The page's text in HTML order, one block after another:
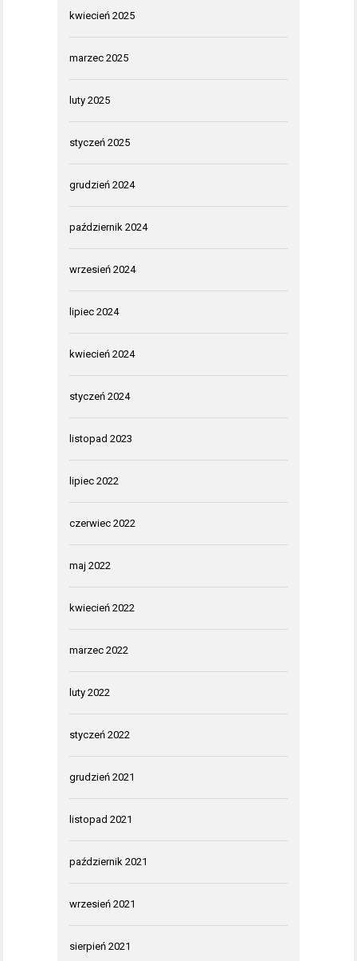
kwiecień 2025
marzec 2025
luty 2025
styczeń 2025
grudzień 2024
październik 2024
wrzesień 2024
lipiec 2024
kwiecień 2024
styczeń 2024
listopad 2023
lipiec 2022
czerwiec 2022
maj 2022
kwiecień 2022
marzec 2022
luty 2022
styczeń 2022
grudzień 2021
listopad 2021
październik 2021
wrzesień 2021
sierpień 2021